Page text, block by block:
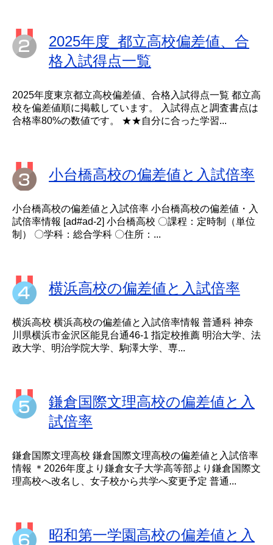
2025年度_都立高校偏差値、合
格入試得点一覧
2025年度東京都立高校偏差値、合格入試得点一覧 都立高
校を偏差値順に掲載しています。 入試得点と調査書点は
合格率80%の数値です。 ★★自分に合った学習...
小台橋高校の偏差値と入試倍率
小台橋高校の偏差値と入試倍率 小台橋高校の偏差値・入
試倍率情報 [ad#ad-2] 小台橋高校 〇課程：定時制（単位
制） 〇学科：総合学科 〇住所：...
横浜高校の偏差値と入試倍率
横浜高校 横浜高校の偏差値と入試倍率情報 普通科 神奈
川県横浜市金沢区能見台通46-1 指定校推薦 明治大学、法
政大学、明治学院大学、駒澤大学、専...
鎌倉国際文理高校の偏差値と入
試倍率
鎌倉国際文理高校 鎌倉国際文理高校の偏差値と入試倍率
情報 ＊2026年度より鎌倉女子大学高等部より鎌倉国際文
理高校へ改名し、女子校から共学へ変更予定 普通...
昭和第一学園高校の偏差値と入